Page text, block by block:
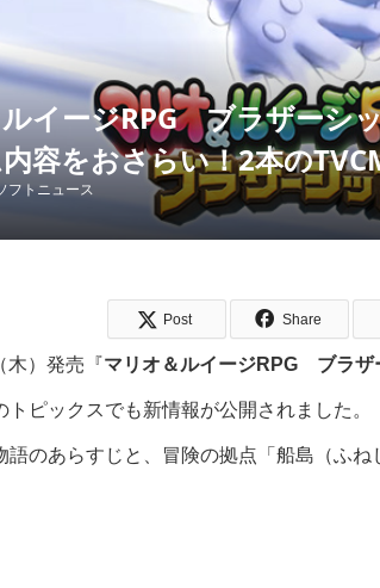
ルイージRPG ブラザーシ
容をおさらい！2本の
フトニュース
Post Share
木）発売『マリオ＆ルイージRPG ブラザ
トピックスでも新情報が公開されました。
語のあらすじと、冒険の拠点「船島（ふ